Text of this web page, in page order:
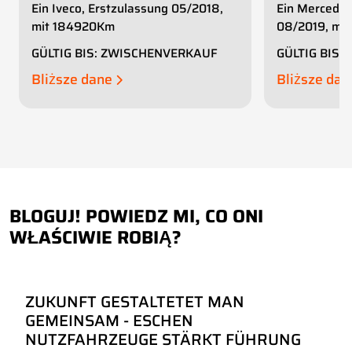
Ein Iveco, Erstzulassung 05/2018,
mit 184920Km
GÜLTIG BIS: ZWISCHENVERKAUF
Bliższe dane
Ein
08/2019,
GÜLTIG BIS:
Bliższe
BLOGUJ! POWIEDZ MI, CO ONI
WŁAŚCIWIE ROBIĄ?
ZUKUNFT GESTALTETET MAN
GEMEINSAM - ESCHEN
NUTZFAHRZEUGE STÄRKT FÜHRUNG